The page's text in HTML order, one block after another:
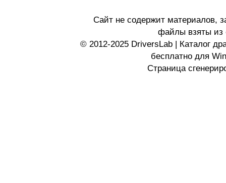
Сайт не содержит материалов,
файлы взяты из
© 2012-2025 DriversLab | Каталог
бесплатно для
Страница